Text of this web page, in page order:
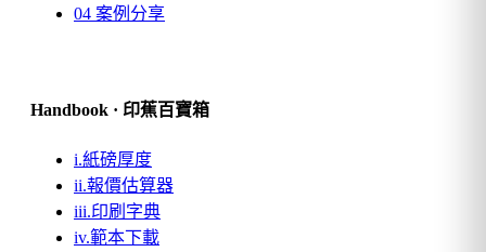
04 案例分享
Handbook · 印蕉百寶箱
i.紙磅厚度
ii.報價估算器
iii.印刷字典
iv.範本下載